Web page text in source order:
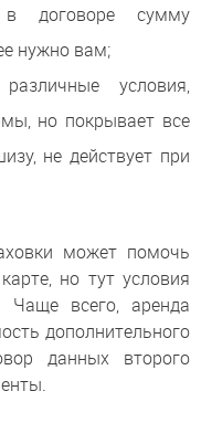
договоре сумму
нужно вам;
условия,
но покрывает все
не действует при
может помочь
но тут условия
Чаще всего, аренда
дополнительного
данных второго